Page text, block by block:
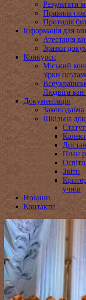
Результати
Правила
Протидія
Інформація для
Атестація
Зразки
Конкурси
Міський
зірки
Людвіга ван
Документація
Шкільна
План
Звіти
учнів
Новини
Контакти